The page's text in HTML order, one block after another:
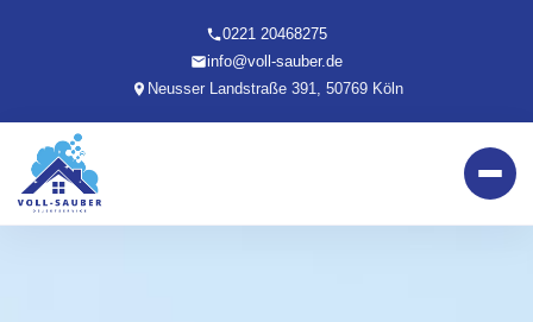
0221 20468275
info@voll-sauber.de
Neusser Landstraße 391, 50769 Köln